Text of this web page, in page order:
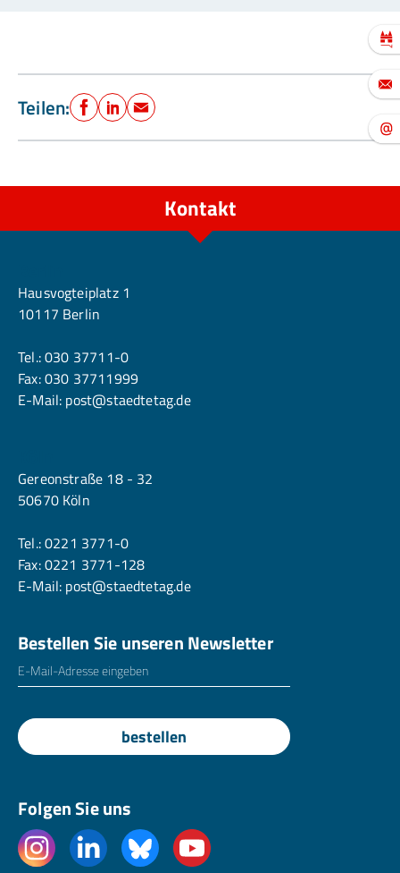
Teilen: Facebook
LinkedIn
E-Mail
Kontakt
Hausvogteiplatz 1
10117 Berlin
Tel.:030 37711-0
Fax: 030 37711999
E-Mail: post@staedtetag.de
Gereonstraße 18 - 32
50670 Köln
Tel.:0221 3771-0
Fax: 0221 3771-128
E-Mail: post@staedtetag.de
Bestellen Sie unseren Newsletter
E-Mailadresse
bestellen
Folgen Sie uns